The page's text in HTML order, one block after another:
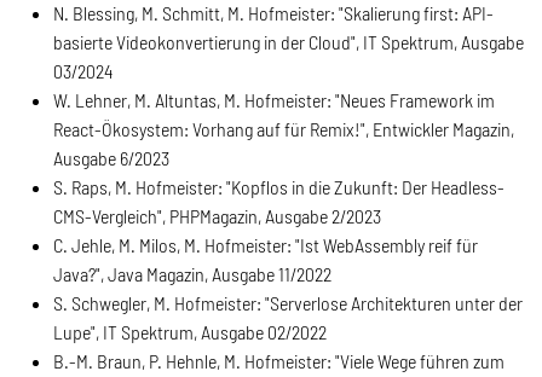
N. Blessing, M. Schmitt, M. Hofmeister: "Skalierung first: API-
basierte Videokonvertierung in der Cloud", IT Spektrum, Ausgabe
03/2024
W. Lehner, M. Altuntas, M. Hofmeister: "Neues Framework im
React-Ökosystem: Vorhang auf für Remix!", Entwickler Magazin,
Ausgabe 6/2023
S. Raps, M. Hofmeister: "Kopflos in die Zukunft: Der Headless-
CMS-Vergleich", PHPMagazin, Ausgabe 2/2023
C. Jehle, M. Milos, M. Hofmeister: "Ist WebAssembly reif für
Java?", Java Magazin, Ausgabe 11/2022
S. Schwegler, M. Hofmeister: "Serverlose Architekturen unter der
Lupe", IT Spektrum, Ausgabe 02/2022
B.-M. Braun, P. Hehnle, M. Hofmeister: "Viele Wege führen zum